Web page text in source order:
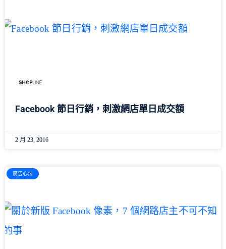
Facebook 節日行銷，刺激網店單日成交額
2 月 23, 2016
廣告心法